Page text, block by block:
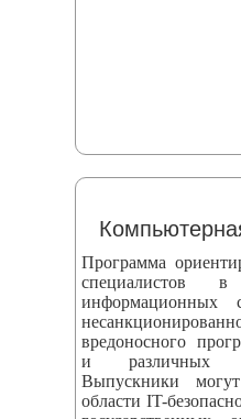
Программа
специалистов
вредоносного
и различных
Выпускники
области IT-